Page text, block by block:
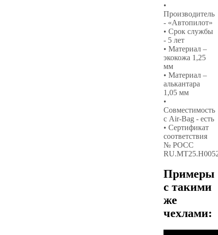
•
Производитель
- «Автопилот»
• Срок службы
- 5 лет
• Материал –
экокожа 1,25
мм
• Материал –
алькантара
1,05 мм
•
Совместимость
с Air-Bag - есть
• Сертификат
соответствия
№ РОСС
Примеры
с такими
же
чехлами: